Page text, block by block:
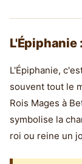
L'Épiphanie
L'Épiphanie,
souvent tout le
Rois Mages à
symbolise la
roi ou reine un